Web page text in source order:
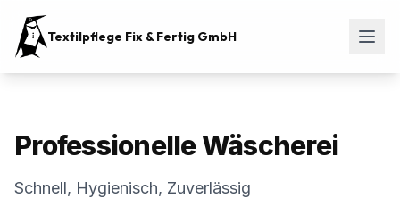
Textilpflege Fix & Fertig GmbH
Professionelle Wäscherei
Schnell, Hygienisch, Zuverlässig